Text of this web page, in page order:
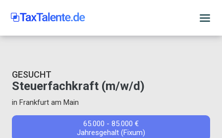
GESUCHT
Steuerfachkraft (m/w/d)
in Frankfurt am Main
65.000 - 85.000 €
Jahresgehalt (Fixum)